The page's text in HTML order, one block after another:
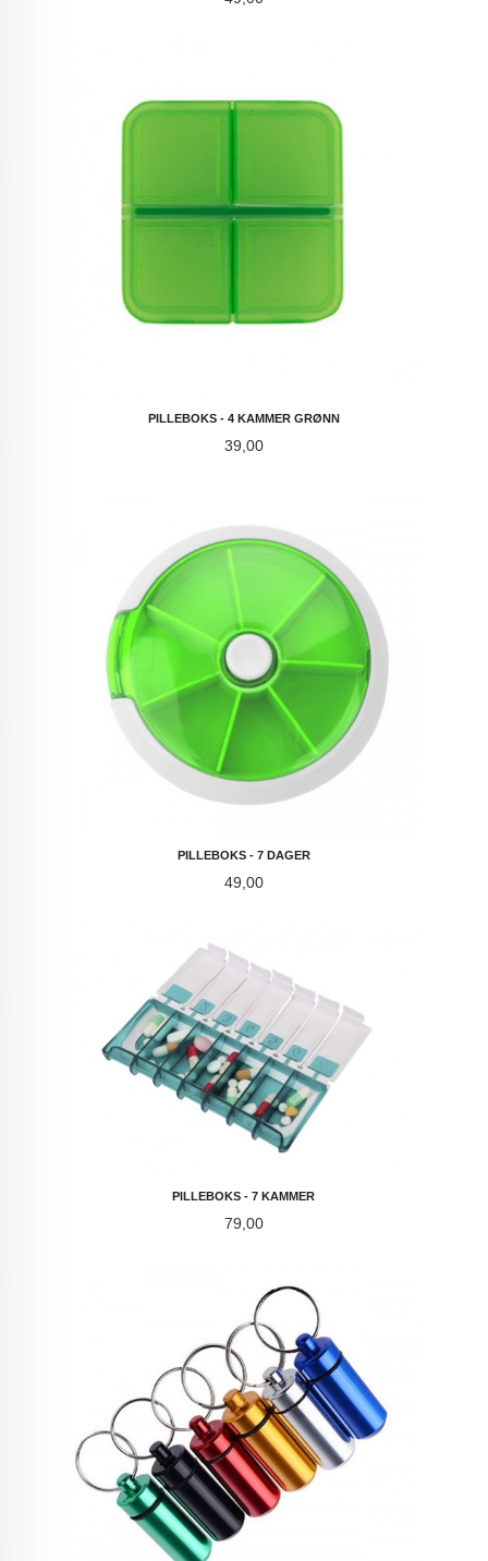
PILLEBOKS - 4 KAMMER GRØNN
Pris
39,00
PILLEBOKS - 7 DAGER
Pris
49,00
PILLEBOKS - 7 KAMMER
Pris
79,00